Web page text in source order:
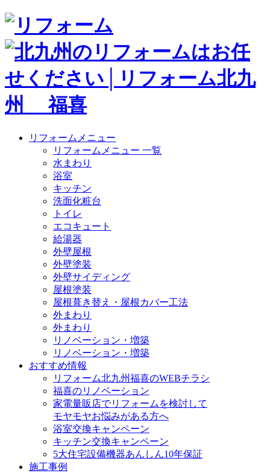
リフォームメニュー
リフォームメニュー 一覧
水まわり
浴室
キッチン
洗面化粧台
トイレ
エコキュート
給湯器
外壁屋根
外壁塗装
外壁サイディング
屋根塗装
屋根葺き替え・屋根カバー工法
外まわり
外まわり
リノベーション・増築
リノベーション・増築
おすすめ情報
リフォーム北九州福喜のWEBチラシ
福喜のリノベーション
家電量販店でリフォームを検討して
モヤモヤお悩みがある方へ
浴室交換キャンペーン
キッチン交換キャンペーン
5大住宅設備機器あんしん10年保証
施工事例